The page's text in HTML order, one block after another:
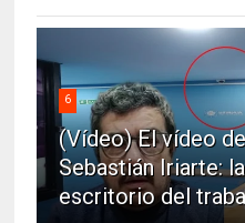
6
(Vídeo) El vídeo
Sebastián Iriarte:
escritorio del